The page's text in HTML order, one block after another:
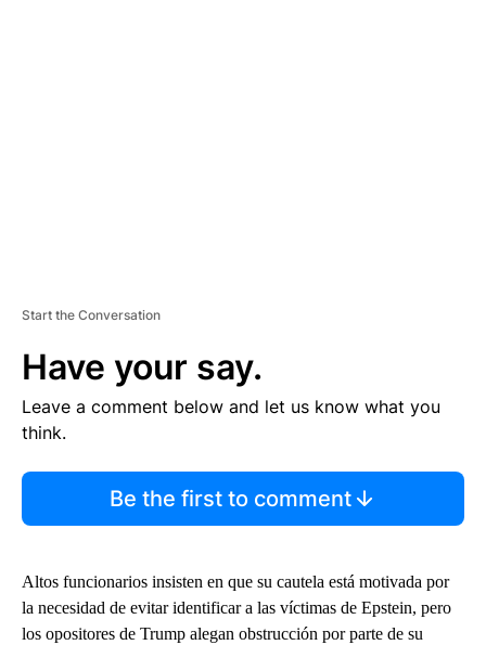
Start the Conversation
Have your say.
Leave a comment below and let us know what you
think.
Be the first to comment
Altos funcionarios insisten en que su cautela está motivada por
la necesidad de evitar identificar a las víctimas de Epstein, pero
los opositores de Trump alegan obstrucción por parte de su